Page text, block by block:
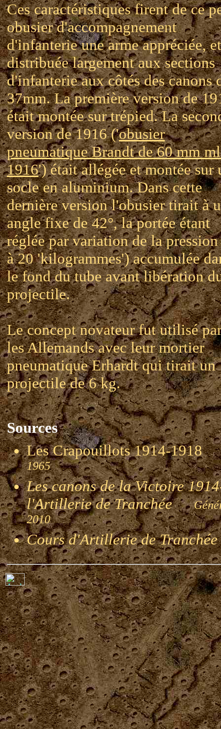
Ces caractéristiques firent de ce
obusier d'accompagnement
d'infanterie une arme appréciée, et
distribuée largement aux sections
d'infanterie aux côtés des canons
37mm. La première version de
était montée sur trépied. La
version de 1916 ('obusier
pneumatique Brandt de 60 mm
1916') était allégée et montée sur
socle en aluminium. Dans cette
dernière version l'obusier tirait à
angle fixe de 42°, la portée étant
réglée par variation de la
à 20 'kilogrammes') accumulée
le fond du tube avant libération
projectile.
Le concept novateur fut utilisé
les Allemands avec leur mortier
pneumatique Erhardt qui tirait un
projectile de 6 kg.
Sources
Les Crapouillots 1914-
1965
Les canons de la Victoire
l'Artillerie de Tranchée
2010
Cours d'Artillerie de Tranchée